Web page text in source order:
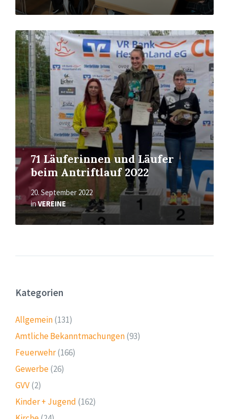
71 Läuferinnen und Läufer
beim Antriftlauf 2022
20. September 2022
inVEREINE
Read
More
Kategorien
Allgemein(131)
Amtliche Bekanntmachungen(93)
Feuerwehr(166)
Gewerbe(26)
GVV(2)
Kinder + Jugend (162)